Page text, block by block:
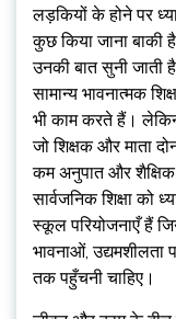
लड़कियों के होने पर
कुछ किया जाना
उनकी बात सुनी जाती
सामान्य भावनात्मक
भी काम करते हैं।
जो शिक्षक और माता
कम अनुपात और शैक्षिक
सार्वजनिक शिक्षा को
स्कूल परियोजनाएँ हैं
भावनाओं, उद्यमशीलता
तक पहुँचनी चाहिए।